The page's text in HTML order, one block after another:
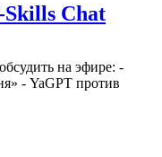
Skills Chat
на эфире: -
- YaGPT против